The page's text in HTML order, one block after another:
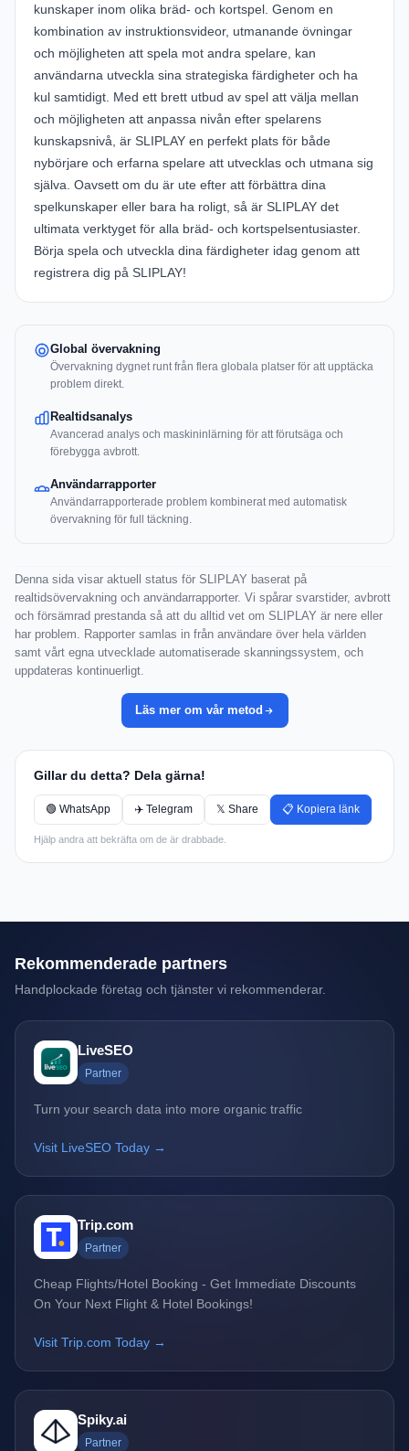
kunskaper inom olika bräd- och kortspel. Genom en
kombination av instruktionsvideor, utmanande övningar
och möjligheten att spela mot andra spelare, kan
användarna utveckla sina strategiska färdigheter och ha
kul samtidigt. Med ett brett utbud av spel att välja mellan
och möjligheten att anpassa nivån efter spelarens
kunskapsnivå, är SLIPLAY en perfekt plats för både
nybörjare och erfarna spelare att utvecklas och utmana sig
själva. Oavsett om du är ute efter att förbättra dina
spelkunskaper eller bara ha roligt, så är SLIPLAY det
ultimata verktyget för alla bräd- och kortspelsentusiaster.
Börja spela och utveckla dina färdigheter idag genom att
registrera dig på SLIPLAY!
Global övervakning
Övervakning dygnet runt från flera globala platser för att upptäcka
problem direkt.
Realtidsanalys
Avancerad analys och maskininlärning för att förutsäga och
förebygga avbrott.
Användarrapporter
Användarrapporterade problem kombinerat med automatisk
övervakning för full täckning.
Denna sida visar aktuell status för SLIPLAY baserat på
realtidsövervakning och användarrapporter. Vi spårar svarstider, avbrott
och försämrad prestanda så att du alltid vet om SLIPLAY är nere eller
har problem. Rapporter samlas in från användare över hela världen
samt vårt egna utvecklade automatiserade skanningssystem, och
uppdateras kontinuerligt.
Läs mer om vår metod
Gillar du detta? Dela gärna!
🟢 WhatsApp ✈️ Telegram 𝕏 Share 📋 Kopiera länk
Hjälp andra att bekräfta om de är drabbade.
Rekommenderade partners
Handplockade företag och tjänster vi rekommenderar.
LiveSEO
Partner
Turn your search data into more organic traffic
Visit LiveSEO Today →
Trip.com
Partner
Cheap Flights/Hotel Booking - Get Immediate Discounts
On Your Next Flight & Hotel Bookings!
Visit Trip.com Today →
Spiky.ai
Partner